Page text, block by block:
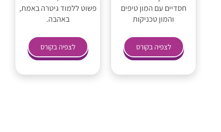
חסדיים עם המון טיפים
והמון טכניקות
לצפיה בקורס
פשוט ללמוד גיטרה באמת,
באהבה.
לצפיה בקורס